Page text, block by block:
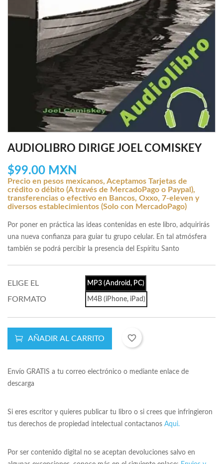
AUDIOLIBRO DIRIGE JOEL COMISKEY
$99.00 MXN
Precio en pesos mexicanos, Aceptamos Tarjetas de
crédito o débito (A través de MercadoPago o Paypal),
transferencias o efectivo en Bancos, Oxxo, 7-eleven y
diversos establecimientos (Solo con MercadoPago)
Por poner en práctica las ideas contenidas en este libro, adquirirás
una nueva confianza para guiar tu grupo celular. En tal atmósfera
también se podrá percibir la presencia del Espíritu Santo
ELIGE EL
FORMATO
MP3 (Android, PC)
M4B (iPhone, iPad)
AÑADIR AL CARRITO favorite_border
Envío GRATIS a tu correo electrónico o mediante enlace de
descarga
Si eres escritor y quieres publicar tu libro o si crees que infringieron
tus derechos de propiedad intelectual contactanos Aqui.
Por ser contenido digital no se aceptan devoluciones salvo en